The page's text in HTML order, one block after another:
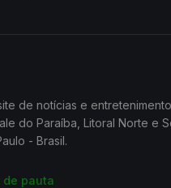
de notícias e
do Paraíba, Litoral Norte e
- Brasil.
de pauta